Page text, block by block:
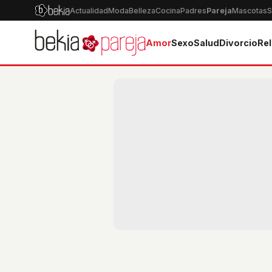
ActualidadModaBellezaCocinaPadresParejaMascotas
AmorSexoSaludDivorcio